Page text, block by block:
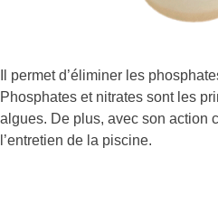
Il permet d’éliminer les
Phosphates et nitrates sont les
algues. De plus, avec son action
l’entretien de la piscine.